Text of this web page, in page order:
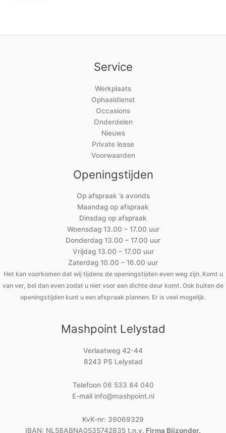
Service
Werkplaats
Ophaaldienst
Occasions
Onderdelen
Nieuws
Private lease
Voorwaarden
Openingstijden
Op afspraak ’s avonds
Maandag op afspraak
Dinsdag op afspraak
Woensdag 13.00 – 17.00 uur
Donderdag 13.00 – 17.00 uur
Vrijdag 13.00 – 17.00 uur
Zaterdag 10.00 – 16.00 uur
Het kan voorkomen dat wij tijdens de openingstijden even weg zijn. Komt u
van ver, bel dan even zodat u niet voor een dichte deur komt. Ook buiten de
openingstijden kunt u een afspraak plannen. Er is veel mogelijk.
Mashpoint Lelystad
Verlaatweg 42-44
8243 PS Lelystad
Telefoon 06 533 84 040
E-mail info@mashpoint.nl
KvK-nr: 39069329
IBAN: NL58ABNA0535742835 t.n.v. Firma Bijzonder.